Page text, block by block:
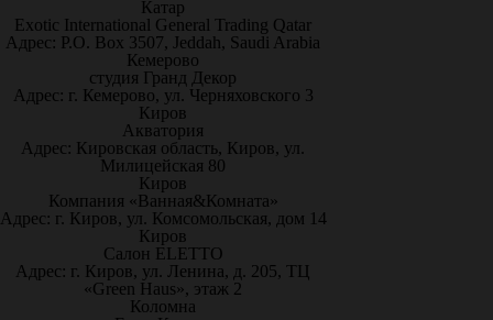
Катар
Exotic International General Trading Qatar
Адрес: P.O. Box 3507, Jeddah, Saudi Arabia
Кемерово
студия Гранд Декор
Адрес: г. Кемерово, ул. Черняховского 3
Киров
Акватория
Адрес: Кировская область, Киров, ул.
Милицейская 80
Киров
Компания «Ванная&Комната»
Адрес: г. Киров, ул. Комсомольская, дом 14
Киров
Салон ELETTO
Адрес: г. Киров, ул. Ленина, д. 205, ТЦ
«Green Haus», этаж 2
Коломна